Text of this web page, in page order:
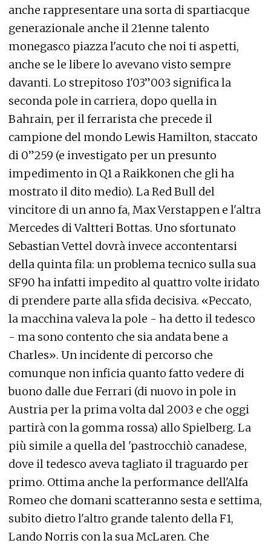
anche rappresentare una sorta di spartiacque
generazionale anche il 21enne talento
monegasco piazza l'acuto che noi ti aspetti,
anche se le libere lo avevano visto sempre
davanti. Lo strepitoso 1'03”003 significa la
seconda pole in carriera, dopo quella in
Bahrain, per il ferrarista che precede il
campione del mondo Lewis Hamilton, staccato
di 0”259 (e investigato per un presunto
impedimento in Q1 a Raikkonen che gli ha
mostrato il dito medio). La Red Bull del
vincitore di un anno fa, Max Verstappen e l'altra
Mercedes di Valtteri Bottas. Uno sfortunato
Sebastian Vettel dovrà invece accontentarsi
della quinta fila: un problema tecnico sulla sua
SF90 ha infatti impedito al quattro volte iridato
di prendere parte alla sfida decisiva. «Peccato,
la macchina valeva la pole - ha detto il tedesco
- ma sono contento che sia andata bene a
Charles». Un incidente di percorso che
comunque non inficia quanto fatto vedere di
buono dalle due Ferrari (di nuovo in pole in
Austria per la prima volta dal 2003 e che oggi
partirà con la gomma rossa) allo Spielberg. La
più simile a quella del 'pastrocchiò canadese,
dove il tedesco aveva tagliato il traguardo per
primo. Ottima anche la performance dell'Alfa
Romeo che domani scatteranno sesta e settima,
subito dietro l'altro grande talento della F1,
Lando Norris con la sua McLaren. Che